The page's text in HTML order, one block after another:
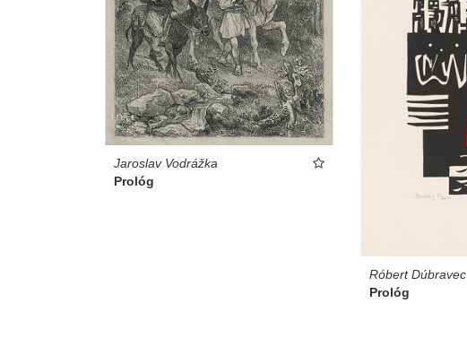
Róbert Dúbravec
Prológ
Jaroslav Vodrážka
Prológ